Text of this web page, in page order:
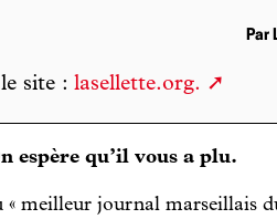
Par
site : lasellette.org.
espère qu’il vous a plu.
« meilleur journal marseillais